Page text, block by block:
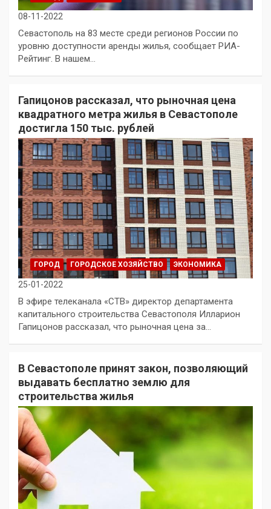
08-11-2022
Севастополь на 83 месте среди регионов России по
уровню доступности аренды жилья, сообщает РИА-
Рейтинг. В нашем…
Гапицонов рассказал, что рыночная цена
квадратного метра жилья в Севастополе
достигла 150 тыс. рублей
ГОРОД ГОРОДСКОЕ ХОЗЯЙСТВО ЭКОНОМИКА
25-01-2022
В эфире телеканала «СТВ» директор департамента
капитального строительства Севастополя Илларион
Гапицонов рассказал, что рыночная цена за…
В Севастополе принят закон, позволяющий
выдавать бесплатно землю для
строительства жилья